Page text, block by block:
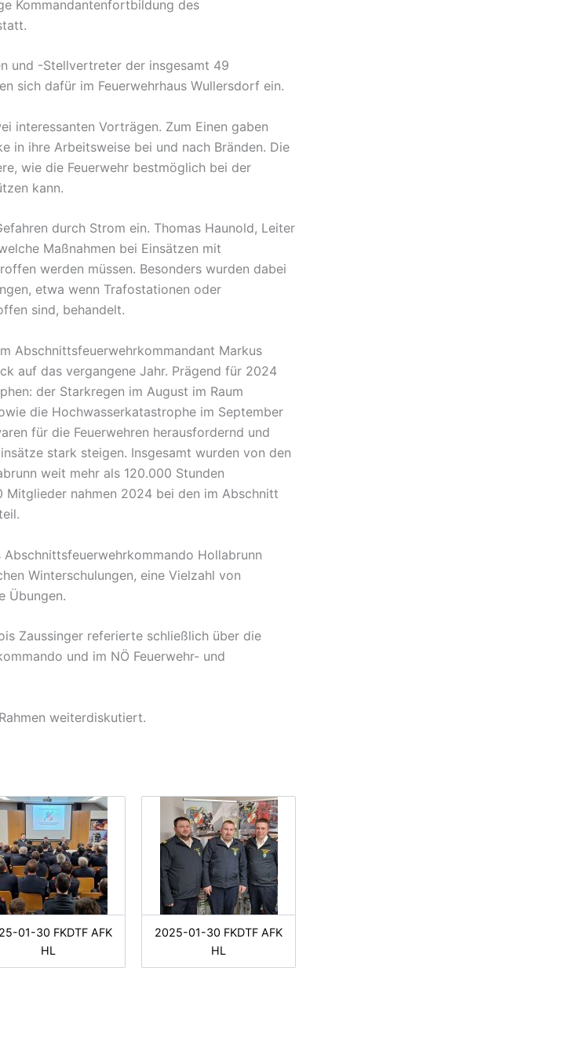
Kommandantenfortbildung des
und -Stellvertreter der insgesamt 49
sich dafür im Feuerwehrhaus Wullersdorf ein.
interessanten Vorträgen. Zum Einen gaben
in ihre Arbeitsweise bei und nach Bränden. Die
wie die Feuerwehr bestmöglich bei der
kann.
durch Strom ein. Thomas Haunold, Leiter
Maßnahmen bei Einsätzen mit
werden müssen. Besonders wurden dabei
etwa wenn Trafostationen oder
sind, behandelt.
Abschnittsfeuerwehrkommandant Markus
auf das vergangene Jahr. Prägend für 2024
der Starkregen im August im Raum
die Hochwasserkatastrophe im September
für die Feuerwehren herausfordernd und
stark steigen. Insgesamt wurden von den
weit mehr als 120.000 Stunden
Mitglieder nahmen 2024 bei den im Abschnitt
Hollabrunn
Winterschulungen, eine Vielzahl von
Übungen.
Zaussinger referierte schließlich über die
und im NÖ Feuerwehr- und
weiterdiskutiert.
01-30 FKDTF AFK
HL
2025-01-30 FKDTF AFK
HL